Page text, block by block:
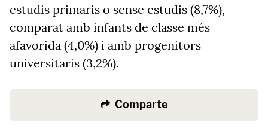
estudis primaris o sense estudis (8,7%),
comparat amb infants de classe més
afavorida (4,0%) i amb progenitors
universitaris (3,2%).
Comparte